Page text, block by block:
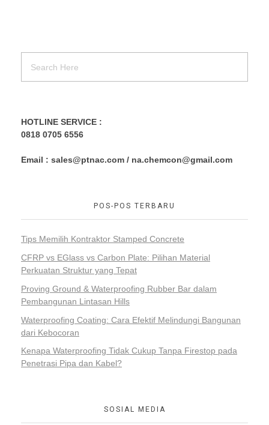
HOTLINE SERVICE :
0818 0705 6556
Email : sales@ptnac.com / na.chemcon@gmail.com
POS-POS TERBARU
Tips Memilih Kontraktor Stamped Concrete
CFRP vs EGlass vs Carbon Plate: Pilihan Material
Perkuatan Struktur yang Tepat
Proving Ground & Waterproofing Rubber Bar dalam
Pembangunan Lintasan Hills
Waterproofing Coating: Cara Efektif Melindungi Bangunan
dari Kebocoran
Kenapa Waterproofing Tidak Cukup Tanpa Firestop pada
Penetrasi Pipa dan Kabel?
SOSIAL MEDIA